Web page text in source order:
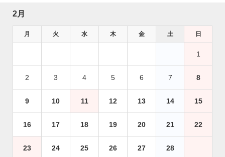
2月
月 火 水 木 金 土 日
1
2 3 4 5 6 7 8
9 10 11 12 13 14 15
16 17 18 19 20 21 22
23 24 25 26 27 28